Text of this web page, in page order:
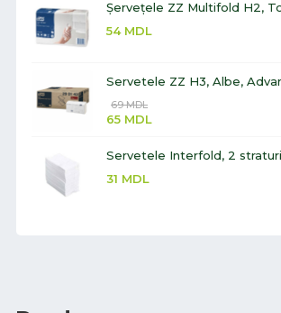
Șervețele ZZ Multifold H2,
54 MDL
Servetele ZZ H3, Albe,
69MDL
65 MDL
Servetele Interfold, 2
31 MDL